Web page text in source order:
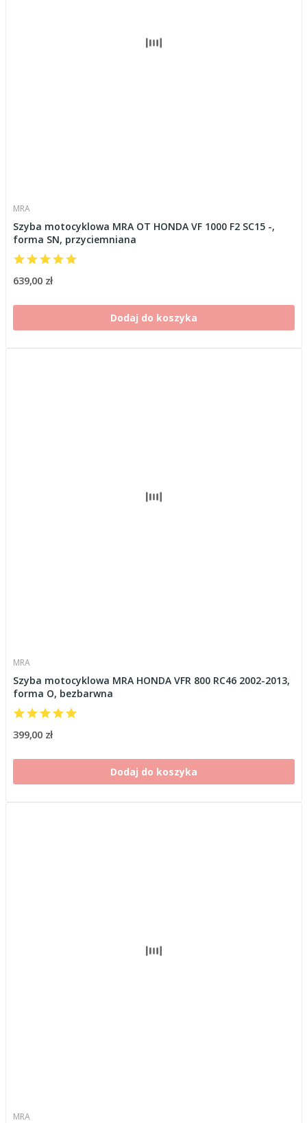
MRA
Szyba motocyklowa MRA OT HONDA VF 1000 F2 SC15 -,
forma SN, przyciemniana
639,00 zł
Dodaj do koszyka
MRA
Szyba motocyklowa MRA HONDA VFR 800 RC46 2002-2013,
forma O, bezbarwna
399,00 zł
Dodaj do koszyka
MRA